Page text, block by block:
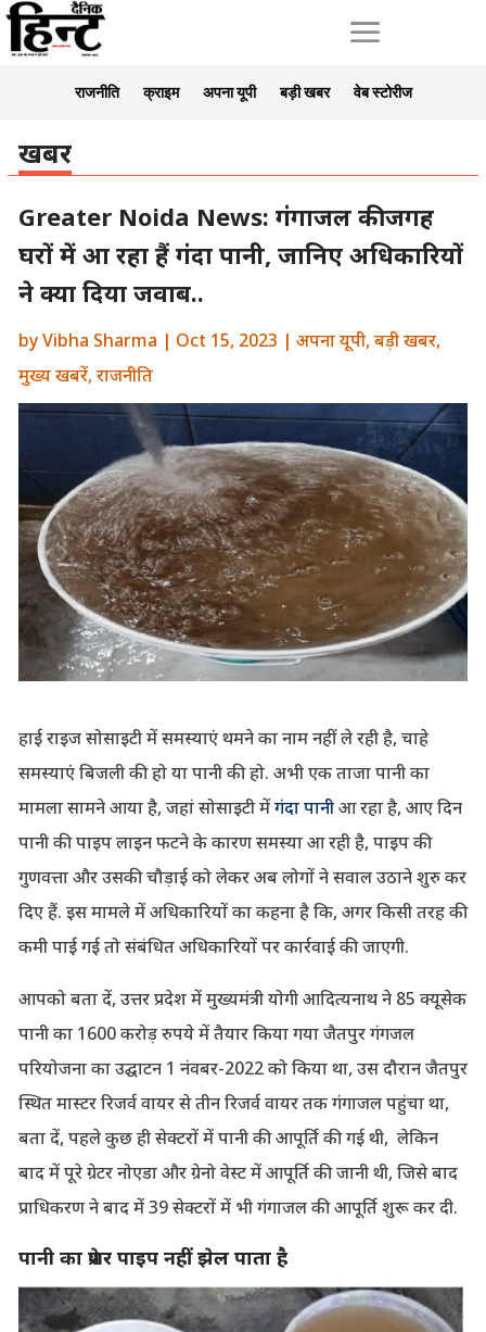
a
राजनीति क्राइम अपना यूपी बड़ी खबर वेब स्टोरीज
खबर
Greater Noida News: गंगाजल की जगह
घरों में आ रहा हैं गंदा पानी, जानिए अधिकारियों
ने क्या दिया जवाब..
byVibha Sharma | Oct 15, 2023 | अपना यूपी,बड़ी खबर,
मुख्य खबरें,राजनीति
हाई राइज सोसाइटी में समस्याएं थमने का नाम नहीं ले रही है, चाहे
समस्याएं बिजली की हो या पानी की हो. अभी एक ताजा पानी का
मामला सामने आया है, जहां सोसाइटी मेंगंदा पानीआ रहा है, आए दिन
पानी की पाइप लाइन फटने के कारण समस्या आ रही है, पाइप की
गुणवत्ता और उसकी चौड़ाई को लेकर अब लोगों ने सवाल उठाने शुरु कर
दिए हैं. इस मामले में अधिकारियों का कहना है कि, अगर किसी तरह की
कमी पाई गई तो संबंधित अधिकारियों पर कार्रवाई की जाएगी.
आपको बता दें, उत्तर प्रदेश में मुख्यमंत्री योगी आदित्यनाथ ने 85 क्यूसेक
पानी का 1600 करोड़ रुपये में तैयार किया गया जैतपुर गंगजल
परियोजना का उद्घाटन 1 नंवबर-2022 को किया था, उस दौरान जैतपुर
स्थित मास्टर रिजर्व वायर से तीन रिजर्व वायर तक गंगाजल पहुंचा था,
बता दें, पहले कुछ ही सेक्टरों में पानी की आपूर्ति की गई थी, लेकिन
बाद में पूरे ग्रेटर नोएडा और ग्रेनो वेस्ट में आपूर्ति की जानी थी, जिसे बाद
प्राधिकरण ने बाद में 39 सेक्टरों में भी गंगाजल की आपूर्ति शुरू कर दी.
पानी का प्रेशर पाइप नहीं झेल पाता है